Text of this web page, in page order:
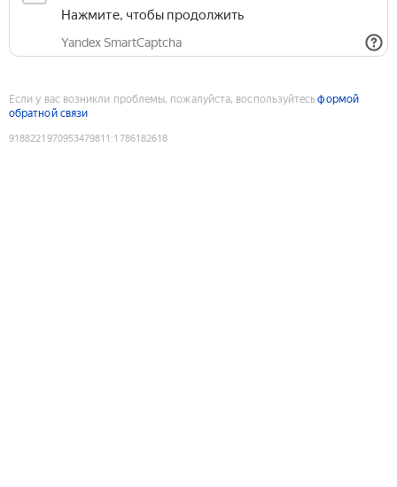
Нажмите, чтобы продолжить
Yandex SmartCaptcha
Если у вас возникли проблемы, пожалуйста, воспользуйтесьформой
обратной связи
9188221970953479811 :1786182618